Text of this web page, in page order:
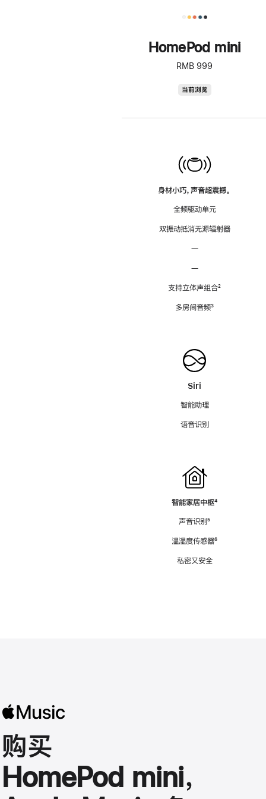
HomePod mini
RMB 999
当前浏览
身材小巧，声音超震撼。
全频驱动单元
双振动抵消无源辐射器
—
—
支持立体声组合脚
²
多房间音频脚
³
Siri
智能助理
语音识别
智能家居中枢脚
⁴
声音识别脚
⁵
温湿度传感器脚
⁶
私密又安全
购买
HomePod mini，